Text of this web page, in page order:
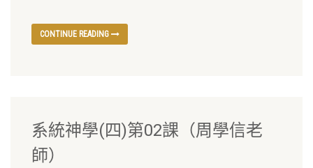
CONTINUE READING
系統神學(四)第02課（周學信老
師）